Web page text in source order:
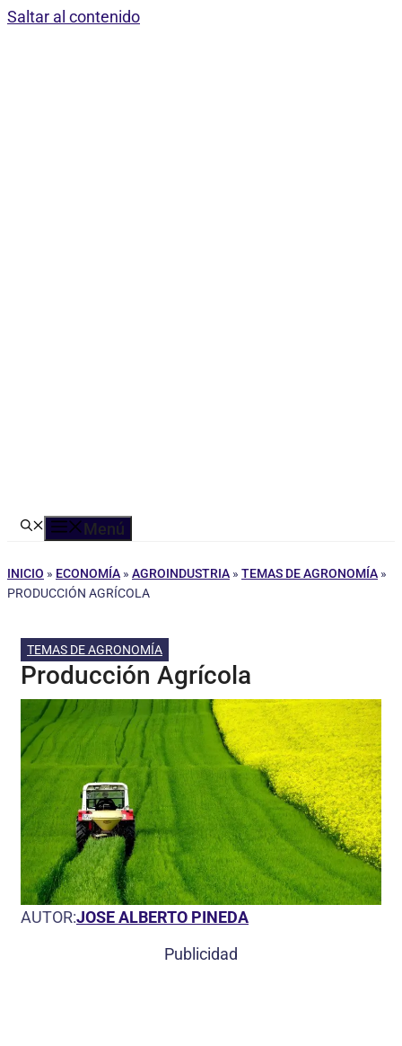
Saltar al contenido
Menú
INICIO » ECONOMÍA » AGROINDUSTRIA » TEMAS DE AGRONOMÍA »
PRODUCCIÓN AGRÍCOLA
TEMAS DE AGRONOMÍA
Producción Agrícola
AUTOR:JOSE ALBERTO PINEDA
Publicidad